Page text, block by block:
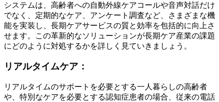
システムは、高齢者への自動外線ケアコールや音声対話だけ
でなく、定期的なケア、アンケート調査など、さまざまな機
能を実装し、長期ケアサービスの質と効率を包括的に向上さ
せます。この革新的なソリューションが長期ケア産業の課題
にどのように対処するかを詳しく見ていきましょう。
リアルタイムケア：
リアルタイムのサポートを必要とする一人暮らしの高齢者
や、特別なケアを必要とする認知症患者の場合、従来の電話